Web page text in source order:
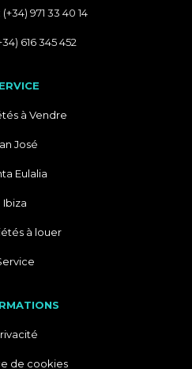
971 33 40 14
616 345 452
à Vendre
José
Eulalia
Ibiza
à louer
de cookies